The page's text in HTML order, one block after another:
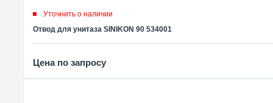
Уточнить о наличии
Отвод для унитаза SINIKON 90 534001
Цена по запросу